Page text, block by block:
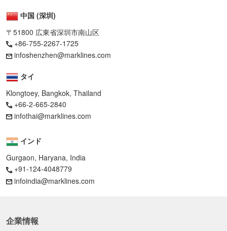
中国 (深圳)
〒51800 広東省深圳市南山区
+86-755-2267-1725
infoshenzhen@marklines.com
タイ
Klongtoey, Bangkok, Thailand
+66-2-665-2840
infothai@marklines.com
インド
Gurgaon, Haryana, India
+91-124-4048779
infoindia@marklines.com
企業情報